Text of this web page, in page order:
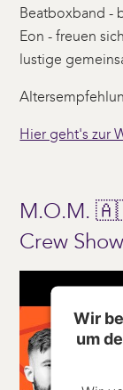
Beatboxband -
Eon - freuen
lustige
Hier geht's zur
M.O.M.
Crew
Wir
um